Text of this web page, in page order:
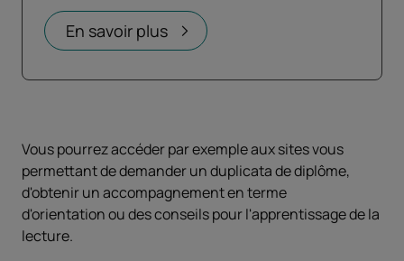
En savoir plus
Ouvrir dans un nouvel onglet
Vous pourrez accéder par exemple aux sites vous
permettant de demander un duplicata de diplôme,
d'obtenir un accompagnement en terme
d'orientation ou des conseils pour l'apprentissage de la
lecture.